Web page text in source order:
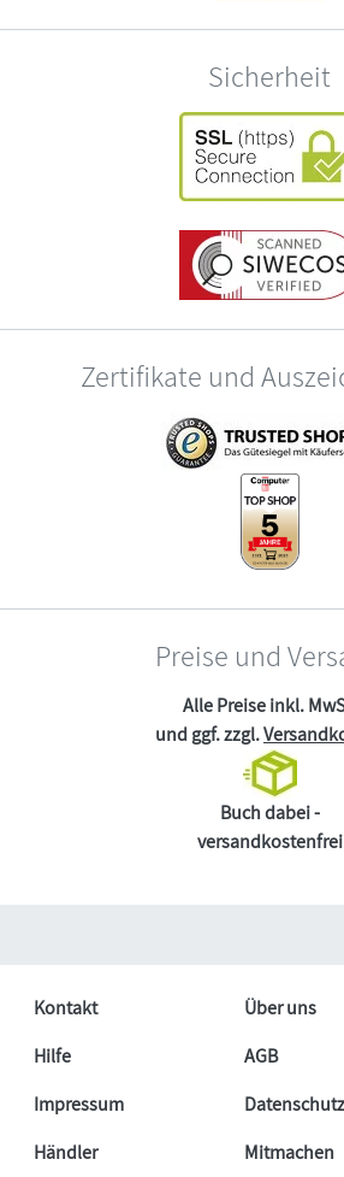
Sicherheit
Zertifikate und
Preise und
Alle Preise inkl.
und ggf. zzgl.
Buch dabei -
versandkostenfrei
Kontakt
Über uns
Hilfe
AGB
Impressum
Datenschutz
Händler
Mitmachen